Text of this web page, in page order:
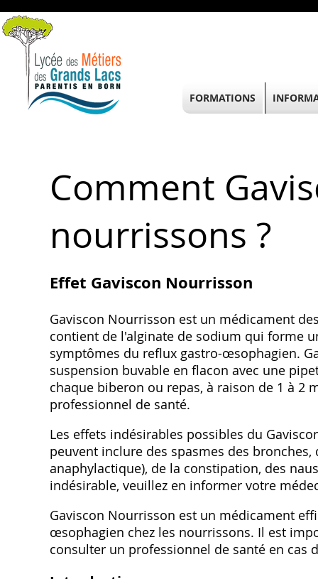
Comment
nourrissons ?
Effet Gaviscon Nourrisson
Gaviscon Nourrisson est un médicament
contient de l'alginate de sodium qui forme
symptômes du reflux gastro-œsophagien.
suspension buvable en flacon avec une
chaque biberon ou repas‚ à raison de 1 à
professionnel de santé.
Les effets indésirables possibles du
peuvent inclure des spasmes des
anaphylactique)‚ de la constipation‚ des
indésirable‚ veuillez en informer votre
Gaviscon Nourrisson est un médicament
œsophagien chez les nourrissons. Il est
consulter un professionnel de santé en cas
FORMATIONS